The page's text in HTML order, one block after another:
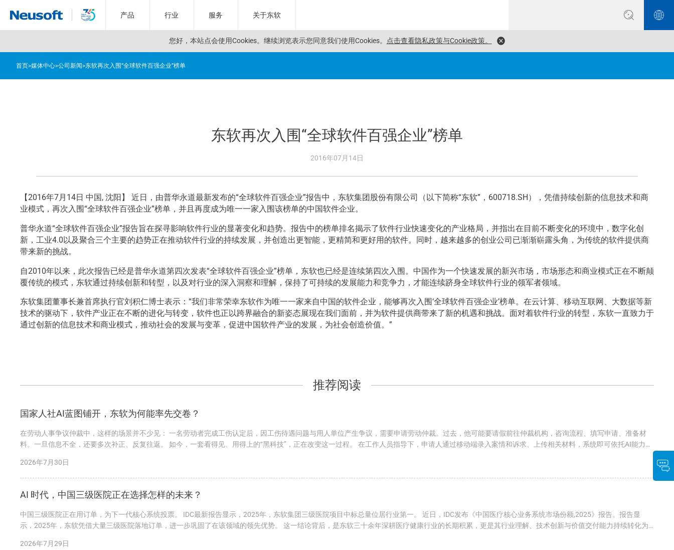
您好， 本站点会使用Cookies。 继续浏览表示您同意我们使用Cookies。 点击查看隐私政策与Cookie政策。
产品 行业 服务 关于东软
首页>媒体中心>公司新闻>东软再次入围“全球软件百强企业”榜单
东软再次入围“全球软件百强企业”榜单
2016年07月14日
【2016年7月14日 中国, 沈阳】 近日，由普华永道最新发布的“全球软件百强企业”报告中，东软集团股份有限公司（以下简称“东软”，600718.SH），凭借持续创新的信息技术和商
业模式，再次入围“全球软件百强企业”榜单，并且再度成为唯一一家入围该榜单的中国软件企业。
普华永道“全球软件百强企业”报告旨在探寻影响软件行业的显著变化和趋势。报告中的榜单排名揭示了软件行业快速变化的产业格局，并指出在目前不断变化的环境中，数字化创
新，工业4.0以及聚合三个主要的趋势正在推动软件行业的持续发展，并创造出更智能，更精简和更好用的软件。同时，越来越多的创业公司已渐渐崭露头角，为传统的软件提供商
带来新的挑战。
自2010年以来，此次报告已经是普华永道第四次发表“全球软件百强企业”榜单，东软也已经是连续第四次入围。中国作为一个快速发展的新兴市场，市场形态和商业模式正在不断颠
覆传统的模式，东软通过持续创新和转型，以及对行业的深入洞察和理解，保持了可持续的发展能力和竞争力，才能连续跻身全球软件行业的领军者领域。
东软集团董事长兼首席执行官刘积仁博士表示：“我们非常荣幸东软作为唯一一家来自中国的软件企业，能够再次入围‘全球软件百强企业’榜单。在云计算、移动互联网、大数据等新
技术的驱动下，软件产业正在不断的进化与转变，软件也正以跨界融合的新姿态展现在我们面前，并为软件提供商带来了新的机遇和挑战。面对着软件行业的转型，东软一直致力于
通过创新的信息技术和商业模式，推动社会的发展与变革，促进中国软件产业的发展，为社会创造价值。”
推荐阅读
国家人社AI蓝图铺开，东软为何能率先交卷？
在劳动人事争议仲裁中，这样的场景并不少见： 一名劳动者完成工伤认定后，因工伤待遇问题与用人单位产生争议，需要申请劳动仲裁。过去，他可能要请假前往仲裁机构，咨询流程、填写申请、准备材
料。一旦信息不全，还要多次补正、反复往返。 如今，一套看得见、用得上的“黑科技”，正在改变这一过程。 在工作人员指导下，申请人通过移动端录入案情和诉求、上传相关材料，系统即可依托AI能力辅
2026年7月30日
AI 时代，中国三级医院正在选择怎样的未来？
中国三级医院正在用订单，为下一代核心系统投票。 IDC最新报告显示，2025年，东软集团三级医院项目中标总量位居行业第一。 近日，IDC发布《中国医疗核心业务系统市场份额,2025》报告。报告显
示，2025年，东软凭借大量三级医院落地订单，进一步巩固了在该领域的领先优势。 这一结论背后，是东软三十余年深耕医疗健康行业的长期积累，更是其行业理解、技术创新与价值交付能力持续转化为
2026年7月29日